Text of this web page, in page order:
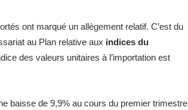
ont marqué un allègement relatif. C’est du
au Plan relative aux indices du
des valeurs unitaires à l’importation est
baisse de 9,9% au cours du premier trimestre